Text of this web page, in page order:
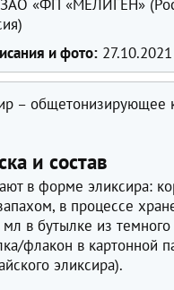
ЗАО «ФП «МЕЛИГЕН»
и фото: 27.10.2021
– общетонизирующее
и состав
в форме эликсира:
в процессе
в бутылке из
флакон в картонной
эликсира).